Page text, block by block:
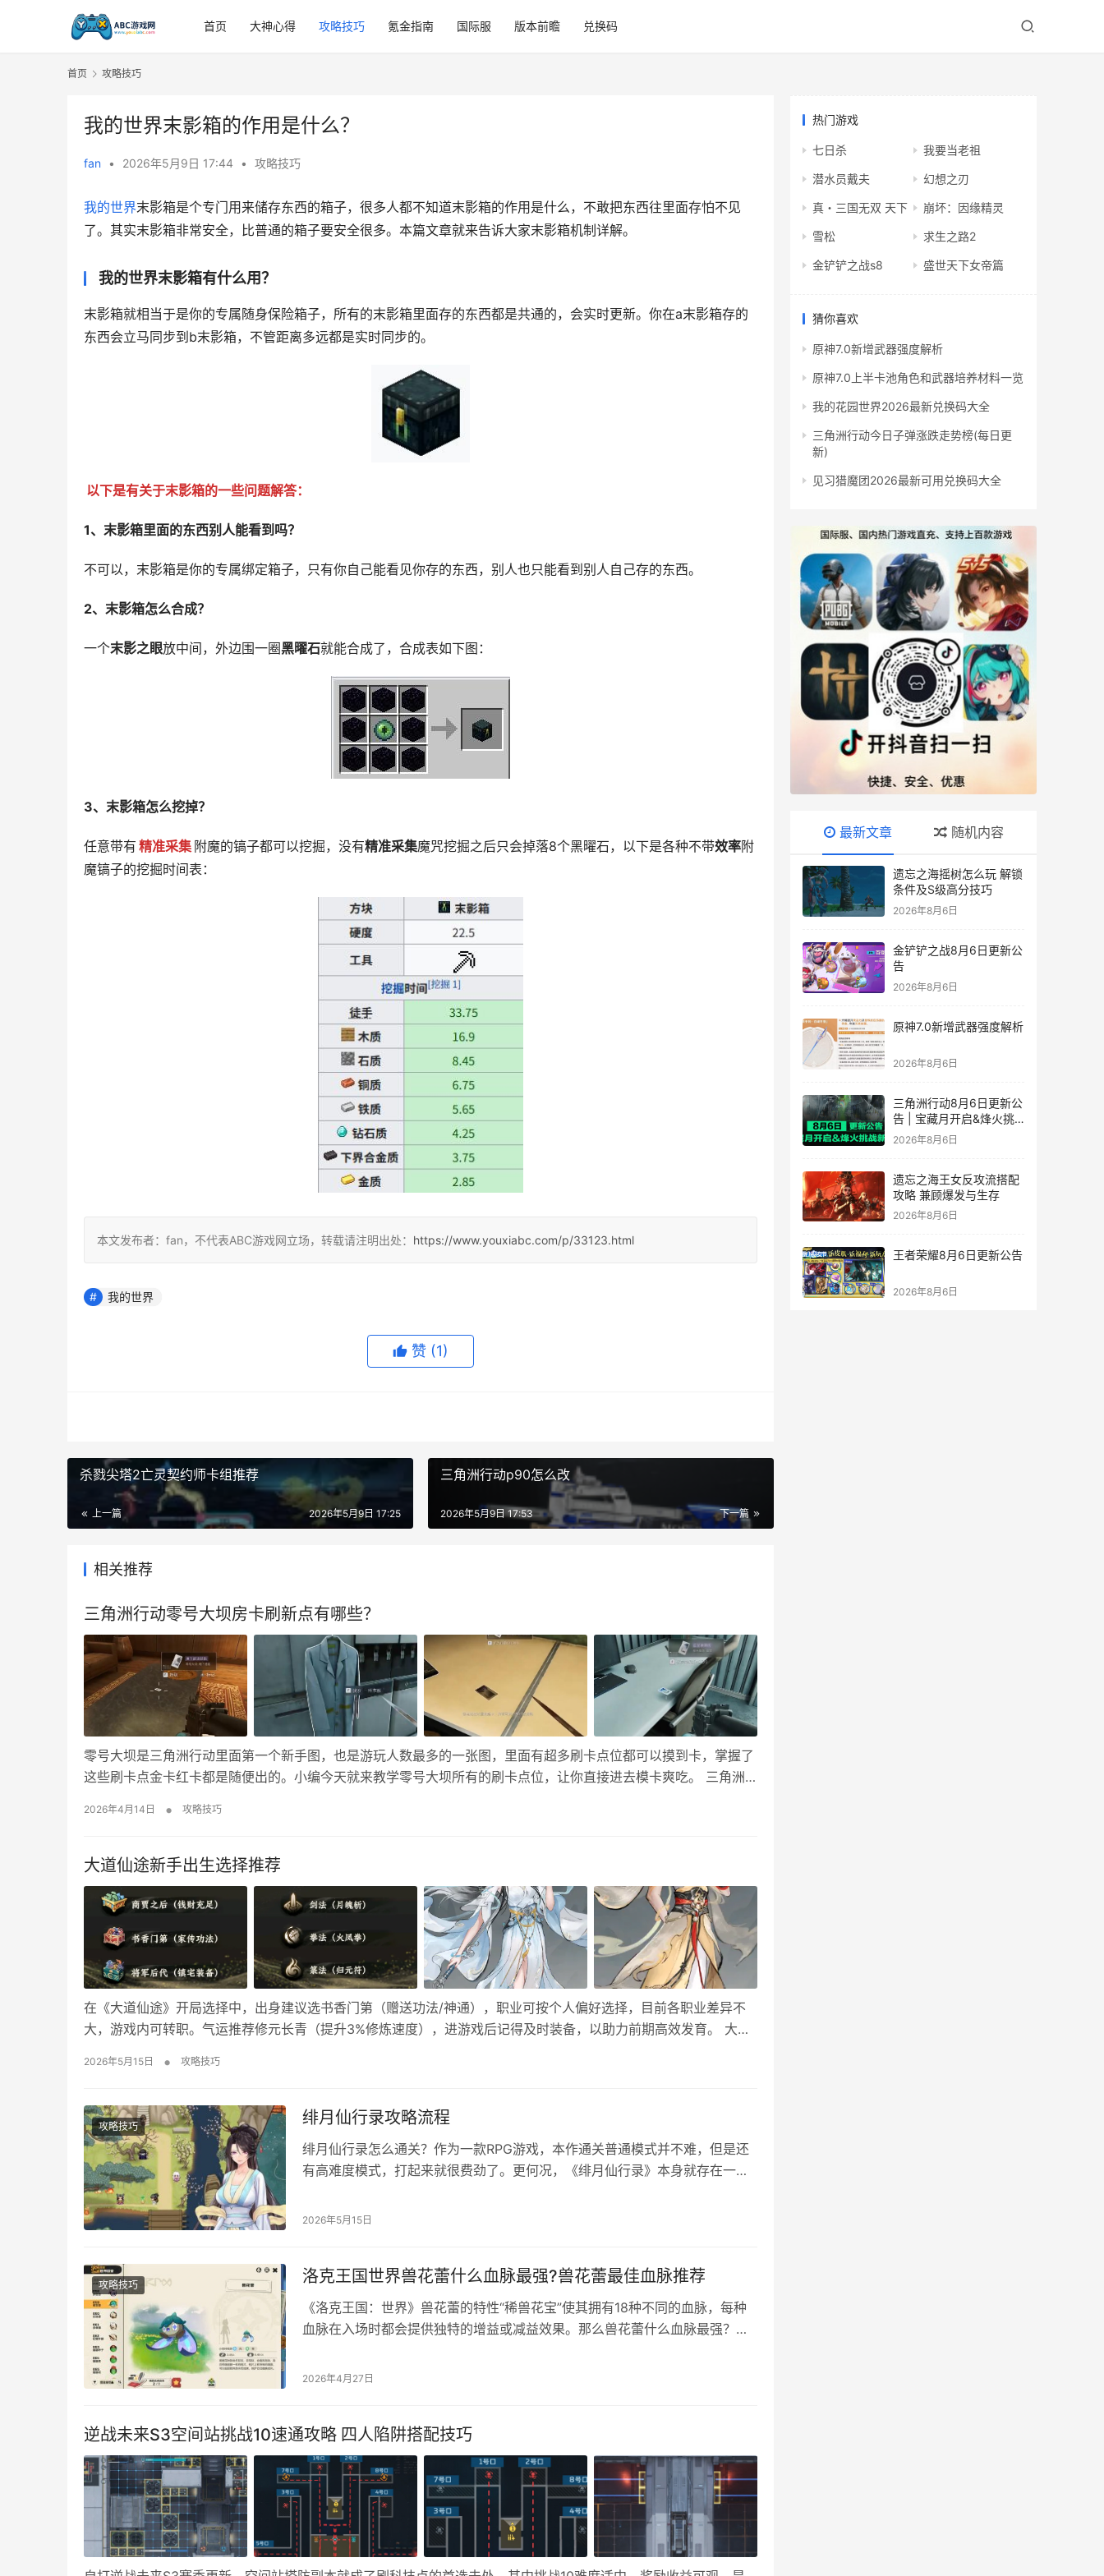
首页 大神心得 攻略技巧 氪金指南 国际服 版本前瞻 兑换码
首页 攻略技巧
我的世界末影箱的作用是什么？
fan • 2026年5月9日 17:44 • 攻略技巧
我的世界末影箱是个专门用来储存东西的箱子，很多人都不知道末影箱的作用是什么，不敢把东西往里面存怕不见
了。其实末影箱非常安全，比普通的箱子要安全很多。本篇文章就来告诉大家末影箱机制详解。
我的世界末影箱有什么用？
末影箱就相当于是你的专属随身保险箱子，所有的末影箱里面存的东西都是共通的，会实时更新。你在a末影箱存的
东西会立马同步到b末影箱，不管距离多远都是实时同步的。
以下是有关于末影箱的一些问题解答：
1、末影箱里面的东西别人能看到吗？
不可以，末影箱是你的专属绑定箱子，只有你自己能看见你存的东西，别人也只能看到别人自己存的东西。
2、末影箱怎么合成？
一个末影之眼放中间，外边围一圈黑曜石就能合成了，合成表如下图：
3、末影箱怎么挖掉？
任意带有 精准采集 附魔的镐子都可以挖掘，没有精准采集魔咒挖掘之后只会掉落8个黑曜石，以下是各种不带效率附
魔镐子的挖掘时间表：
本文发布者：fan，不代表ABC游戏网立场，转载请注明出处： https://www.youxiabc.com/p/33123.html
我的世界
赞 (1)
杀戮尖塔2亡灵契约师卡组推荐
上一篇 2026年5月9日 17:25
三角洲行动p90怎么改
下一篇
2026年5月9日 17:53
相关推荐
三角洲行动零号大坝房卡刷新点有哪些？
零号大坝是三角洲行动里面第一个新手图，也是游玩人数最多的一张图，里面有超多刷卡点位都可以摸到卡，掌握了
这些刷卡点金卡红卡都是随便出的。小编今天就来教学零号大坝所有的刷卡点位，让你直接进去模卡爽吃。 三角洲
2026年4月14日 • 攻略技巧
大道仙途新手出生选择推荐
在《大道仙途》开局选择中，出身建议选书香门第（赠送功法/神通），职业可按个人偏好选择，目前各职业差异不
大，游戏内可转职。气运推荐修元长青（提升3%修炼速度），进游戏后记得及时装备，以助力前期高效发育。 大道
通/功法（相对有用） 将军后代：给七阶装备（但在…
2026年5月15日 • 攻略技巧
攻略技巧 绯月仙行录攻略流程
绯月仙行录怎么通关？作为一款RPG游戏，本作通关普通模式并不难，但是还
有高难度模式，打起来就很费劲了。更何况，《绯月仙行录》本身就存在一些
灵石，直接去云梦阁跟老板对话买房，点击修炼就可以炼丹，记得保存有几率
2026年5月15日
攻略技巧 洛克王国世界兽花蕾什么血脉最强?兽花蕾最佳血脉推荐
《洛克王国：世界》兽花蕾的特性“稀兽花宝”使其拥有18种不同的血脉，每种
血脉在入场时都会提供独特的增益或减益效果。那么兽花蕾什么血脉最强？下
PVP（玩家对战）中最受推荐的，能有效削弱对手核心输出手的爆发能力，为
2026年4月27日
逆战未来S3空间站挑战10速通攻略 四人陷阱搭配技巧
热门游戏
七日杀 我要当老祖
潜水员戴夫 幻想之刃
真・三国无双 天下 崩坏：因缘精灵
雪松 求生之路2
金铲铲之战s8 盛世天下女帝篇
猜你喜欢
原神7.0新增武器强度解析
原神7.0上半卡池角色和武器培养材料一览
我的花园世界2026最新兑换码大全
三角洲行动今日子弹涨跌走势榜(每日更
新)
见习猎魔团2026最新可用兑换码大全
最新文章 随机内容
遗忘之海摇树怎么玩 解锁
条件及S级高分技巧
2026年8月6日
金铲铲之战8月6日更新公
告
2026年8月6日
原神7.0新增武器强度解析
2026年8月6日
三角洲行动8月6日更新公
告 | 宝藏月开启&烽火挑
战新赛段！
2026年8月6日
遗忘之海王女反攻流搭配
攻略 兼顾爆发与生存
2026年8月6日
王者荣耀8月6日更新公告
2026年8月6日